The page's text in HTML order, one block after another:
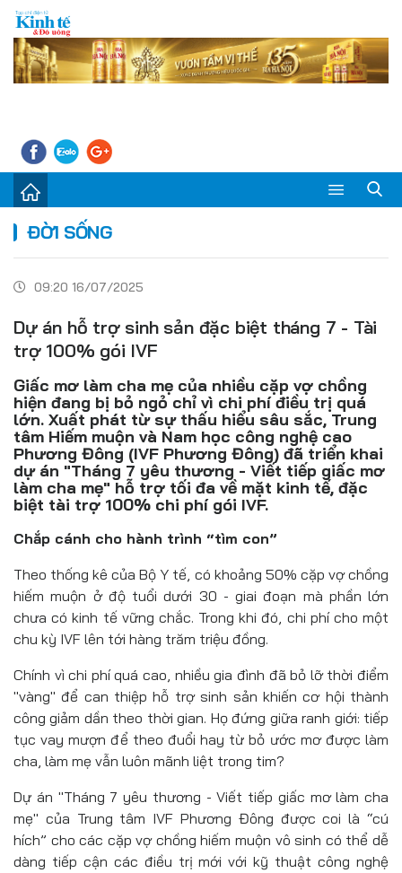
Sự kiện
Kinh tế - Tiêu dùng
Đời sống
Thị trường
Đồ uống
Pháp luật
Khoa giáo
Multimedia
ĐỜI SỐNG
09:20 16/07/2025
Dự án hỗ trợ sinh sản đặc biệt tháng 7 - Tài
trợ 100% gói IVF
Giấc mơ làm cha mẹ của nhiều cặp vợ chồng
hiện đang bị bỏ ngỏ chỉ vì chi phí điều trị quá
lớn. Xuất phát từ sự thấu hiểu sâu sắc, Trung
tâm Hiếm muộn và Nam học công nghệ cao
Phương Đông (IVF Phương Đông) đã triển khai
dự án "Tháng 7 yêu thương - Viết tiếp giấc mơ
làm cha mẹ" hỗ trợ tối đa về mặt kinh tế, đặc
biệt tài trợ 100% chi phí gói IVF.
Chắp cánh cho hành trình “tìm con”
Theo thống kê của Bộ Y tế, có khoảng 50% cặp vợ chồng
hiếm muộn ở độ tuổi dưới 30 - giai đoạn mà phần lớn
chưa có kinh tế vững chắc. Trong khi đó, chi phí cho một
chu kỳ IVF lên tới hàng trăm triệu đồng.
Chính vì chi phí quá cao, nhiều gia đình đã bỏ lỡ thời điểm
"vàng" để can thiệp hỗ trợ sinh sản khiến cơ hội thành
công giảm dần theo thời gian. Họ đứng giữa ranh giới: tiếp
tục vay mượn để theo đuổi hay từ bỏ ước mơ được làm
cha, làm mẹ vẫn luôn mãnh liệt trong tim?
Dự án "Tháng 7 yêu thương - Viết tiếp giấc mơ làm cha
mẹ" của Trung tâm IVF Phương Đông được coi là “cú
hích” cho các cặp vợ chồng hiếm muộn vô sinh có thể dễ
dàng tiếp cận các điều trị mới với kỹ thuật công nghệ